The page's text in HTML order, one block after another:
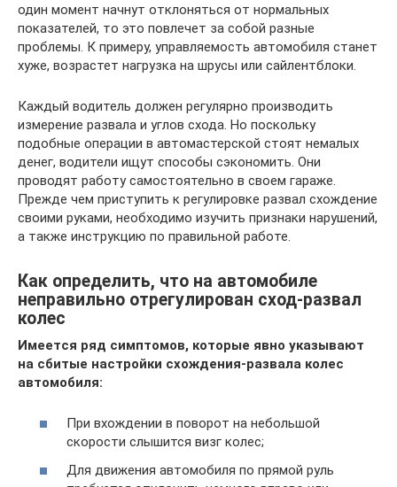
один момент начнут отклоняться от нормальных
показателей, то это повлечет за собой разные
проблемы. К примеру, управляемость автомобиля станет
хуже, возрастет нагрузка на шрусы или сайлентблоки.
Каждый водитель должен регулярно производить
измерение развала и углов схода. Но поскольку
подобные операции в автомастерской стоят немалых
денег, водители ищут способы сэкономить. Они
проводят работу самостоятельно в своем гараже.
Прежде чем приступить к регулировке развал схождение
своими руками, необходимо изучить признаки нарушений,
а также инструкцию по правильной работе.
Как определить, что на автомобиле
неправильно отрегулирован сход-развал
колес
Имеется ряд симптомов, которые явно указывают
на сбитые настройки схождения-развала колес
автомобиля:
При вхождении в поворот на небольшой
скорости слышится визг колес;
Для движения автомобиля по прямой руль